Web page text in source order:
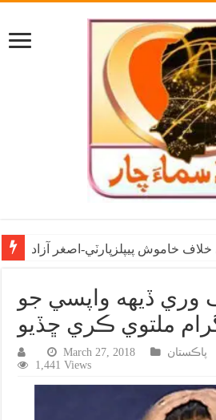
خاموش پيپلزپارٽي-اصغر آزاد
وري ڏيهه واپسي جو
ملتوي ڪري ڇڏيو
March 27, 2018 پاڪستان
1,441 Views